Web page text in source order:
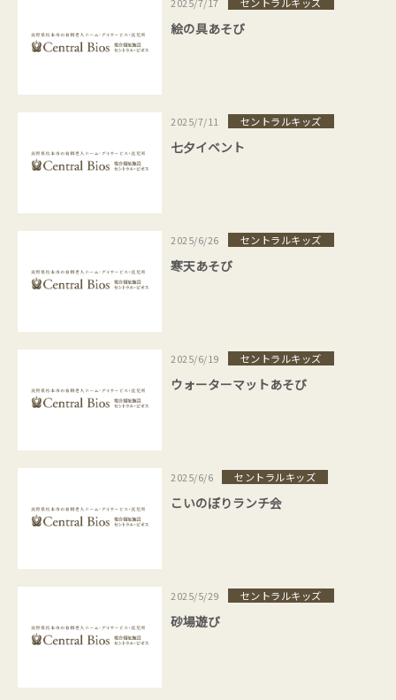
2025/7/17
絵の具あそび
2025/7/11 セントラルキッズ
七夕イベント
2025/6/26 セントラルキッズ
寒天あそび
2025/6/19 セントラルキッズ
ウォーターマットあそび
2025/6/6 セントラルキッズ
こいのぼりランチ会
2025/5/29 セントラルキッズ
砂場遊び